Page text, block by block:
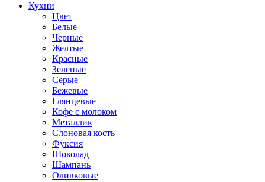
Кухни
Цвет
Белые
Черные
Желтые
Красные
Зеленые
Серые
Бежевые
Глянцевые
Кофе с молоком
Металлик
Слоновая кость
Фуксия
Шоколад
Шампань
Оливковые